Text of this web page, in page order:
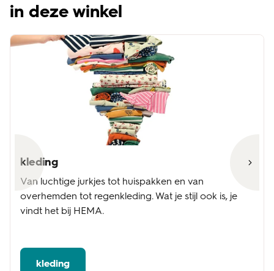
in deze winkel
kleding
Van luchtige jurkjes tot huispakken en van
overhemden tot regenkleding. Wat je stijl ook is, je
vindt het bij HEMA.
kleding